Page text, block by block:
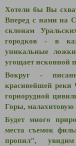
Хотели бы Вы
Вперед с нами на
склонам
городков - в
уникальные
угощает исконной
Вокруг -
красивейшей реки
горнорудной
Горы,
Будет много
места съемок
пропил",